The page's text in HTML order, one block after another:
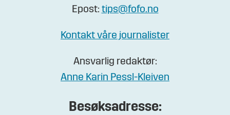
Epost: tips@fofo.no
Kontakt våre journalister
Ansvarlig redaktør:
Anne Karin Pessl-Kleiven
Besøksadresse: